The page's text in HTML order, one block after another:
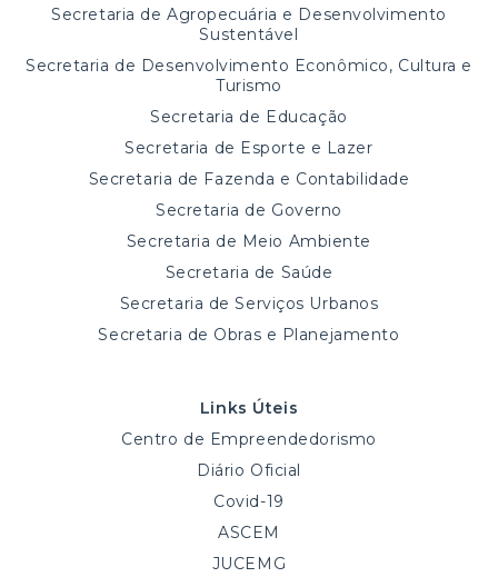
Secretaria de Agropecuária e Desenvolvimento
Sustentável
Secretaria de Desenvolvimento Econômico, Cultura e
Turismo
Secretaria de Educação
Secretaria de Esporte e Lazer
Secretaria de Fazenda e Contabilidade
Secretaria de Governo
Secretaria de Meio Ambiente
Secretaria de Saúde
Secretaria de Serviços Urbanos
Secretaria de Obras e Planejamento
Links Úteis
Centro de Empreendedorismo
Diário Oficial
Covid-19
ASCEM
JUCEMG